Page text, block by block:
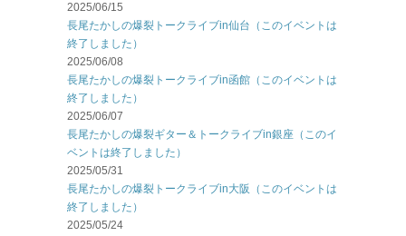
2025/06/15
長尾たかしの爆裂トークライブin仙台（このイベントは
終了しました）
2025/06/08
長尾たかしの爆裂トークライブin函館（このイベントは
終了しました）
2025/06/07
長尾たかしの爆裂ギター＆トークライブin銀座（このイ
ベントは終了しました）
2025/05/31
長尾たかしの爆裂トークライブin大阪（このイベントは
終了しました）
2025/05/24